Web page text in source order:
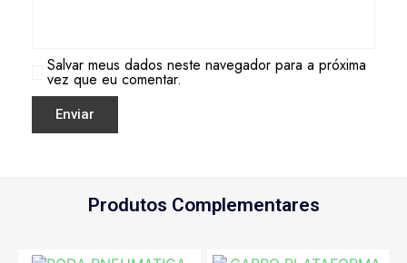
Salvar meus dados neste navegador para a próxima
vez que eu comentar.
Produtos Complementares